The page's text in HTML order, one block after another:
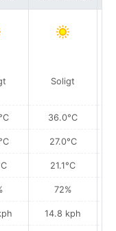
Soligt
36.0°C
27.0°C
21.1°C
72%
14.8 kph